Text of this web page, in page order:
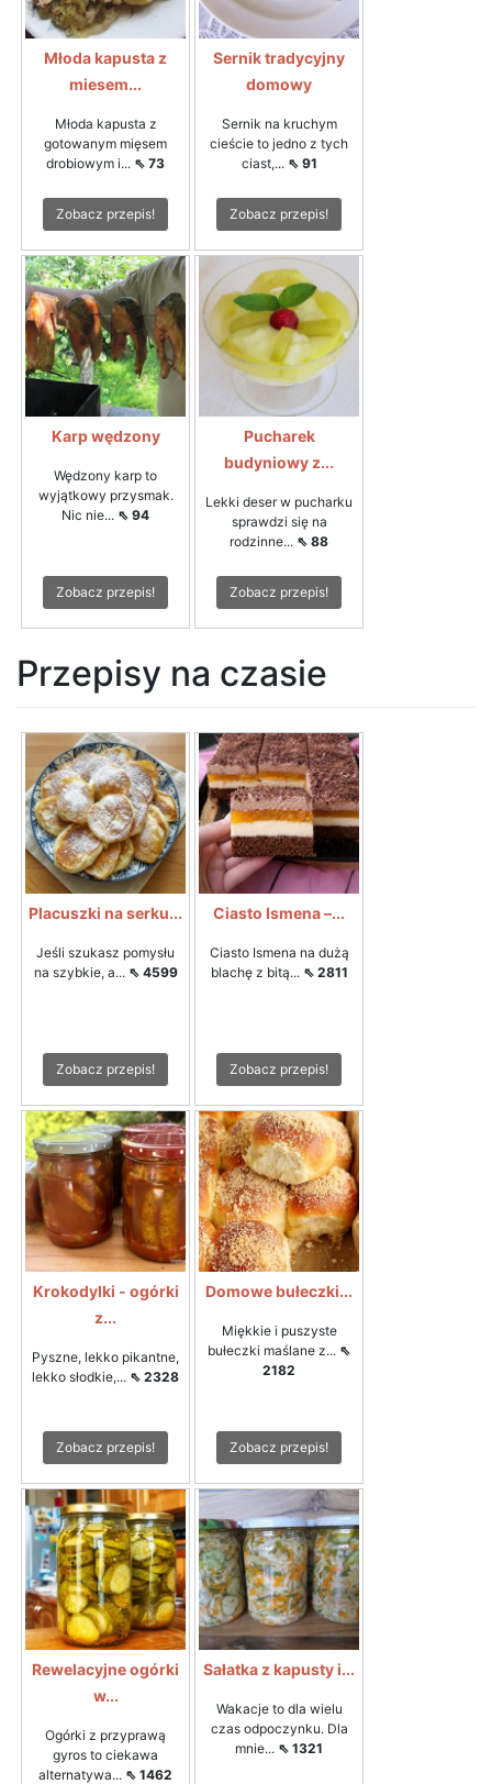
Młoda kapusta z
miesem...
Młoda kapusta z
gotowanym mięsem
drobiowym i... ⇖ 73
Zobacz przepis!
Sernik tradycyjny
domowy
Sernik na kruchym
cieście to jedno z tych
ciast,... ⇖ 91
Zobacz przepis!
Karp wędzony
Wędzony karp to
wyjątkowy przysmak.
Nic nie... ⇖ 94
Zobacz przepis!
Pucharek
budyniowy z...
Lekki deser w pucharku
sprawdzi się na
rodzinne... ⇖ 88
Zobacz przepis!
Przepisy na czasie
Placuszki na serku...
Jeśli szukasz pomysłu
na szybkie, a... ⇖ 4599
Zobacz przepis!
Ciasto Ismena –...
Ciasto Ismena na dużą
blachę z bitą... ⇖ 2811
Zobacz przepis!
Krokodylki - ogórki
z...
Pyszne, lekko pikantne,
lekko słodkie,... ⇖ 2328
Zobacz przepis!
Domowe bułeczki...
Miękkie i puszyste
bułeczki maślane z... ⇖
2182
Zobacz przepis!
Rewelacyjne ogórki
w...
Ogórki z przyprawą
gyros to ciekawa
alternatywa... ⇖ 1462
Sałatka z kapusty i...
Wakacje to dla wielu
czas odpoczynku. Dla
mnie... ⇖ 1321